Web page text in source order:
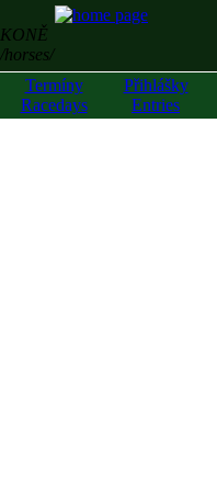
KONĚ
/horses/
Termíny
Racedays
Přihlášky
Entries